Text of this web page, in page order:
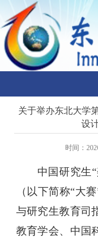
关于举办东北大学
设
时间：
中国研究生
（以下简称“大
与研究生教育司
教育学会、中国